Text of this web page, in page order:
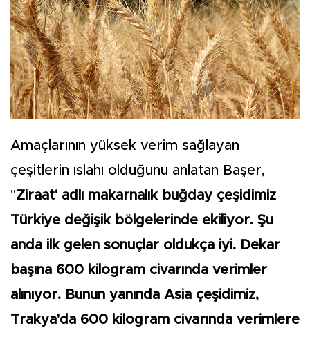
Amaçlarının yüksek verim sağlayan
çeşitlerin ıslahı olduğunu anlatan Başer,
"Ziraat' adlı makarnalık buğday çeşidimiz
Türkiye değişik bölgelerinde ekiliyor. Şu
anda ilk gelen sonuçlar oldukça iyi. Dekar
başına 600 kilogram civarında verimler
alınıyor. Bunun yanında Asia çeşidimiz,
Trakya'da 600 kilogram civarında verimlere